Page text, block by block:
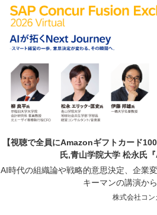
【視聴で全員にAmazonギフトカード
氏,青山学院大学 松永氏『
AI時代の組織論や戦略的意思決定、企業
キーマンの講演か
株式会社コン